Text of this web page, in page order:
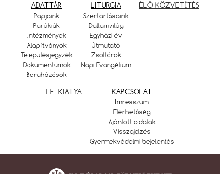
ADATTÁR
Papjaink
Parókiák
Intézmények
Alapítványok
Településjegyzék
Dokumentumok
Beruházások
LITURGIA
Szertartásaink
Dallamvilág
Egyházi év
Útmutató
Zsoltárok
Napi Evangélium
ÉLŐ KÖZVETÍTÉS
LELKIATYA KAPCSOLAT
Imresszum
Elérhetőség
Ajánlott oldalak
Visszajelzés
Gyermekvédelmi bejelentés